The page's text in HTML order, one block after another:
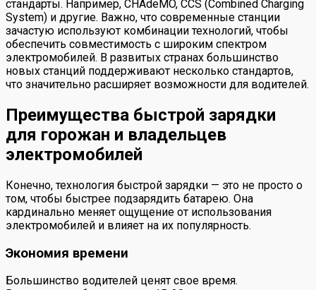
стандарты. Например, CHAdeMO, CCS (Combined Charging
System) и другие. Важно, что современные станции
зачастую используют комбинации технологий, чтобы
обеспечить совместимость с широким спектром
электромобилей. В развитых странах большинство
новых станций поддерживают несколько стандартов,
что значительно расширяет возможности для водителей.
Преимущества быстрой зарядки
для горожан и владельцев
электромобилей
Конечно, технология быстрой зарядки — это не просто о
том, чтобы быстрее подзарядить батарею. Она
кардинально меняет ощущение от использования
электромобилей и влияет на их популярность.
Экономия времени
Большинство водителей ценят свое время.